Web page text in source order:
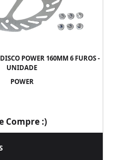
POWER 160MM 6 FUROS -
UNIDADE
POWER
Compre :)